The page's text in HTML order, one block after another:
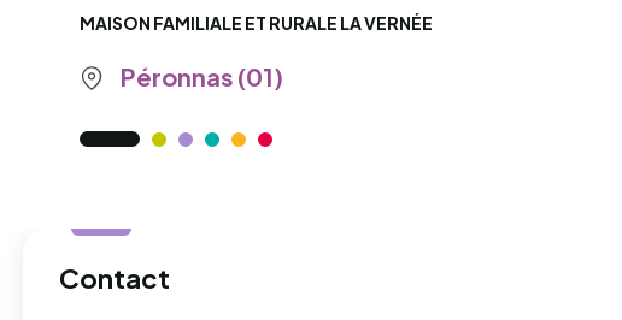
MAISON FAMILIALE ET RURALE LA VERNÉE
Péronnas (01)
Contact